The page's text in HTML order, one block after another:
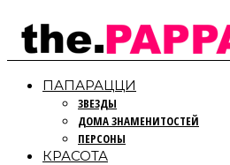
ПАПАРАЦЦИ
ЗВЕЗДЫ
ДОМА ЗНАМЕНИТОСТЕЙ
ПЕРСОНЫ
КРАСОТА